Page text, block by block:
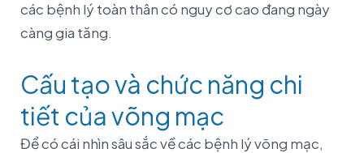
các bệnh lý toàn thân có nguy cơ cao đang ngày
càng gia tăng.
Cấu tạo và chức năng chi
tiết của võng mạc
Để có cái nhìn sâu sắc về các bệnh lý võng mạc,